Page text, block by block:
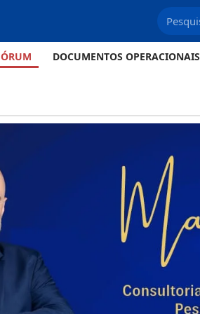
DOCUMENTOS OPERACIONAIS